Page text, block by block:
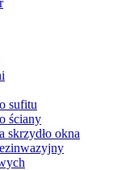
sufitu
ściany
skrzydło okna